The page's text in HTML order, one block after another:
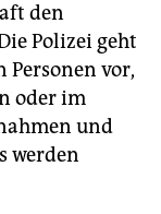
den
Polizei geht
Personen vor,
oder im
und
werden